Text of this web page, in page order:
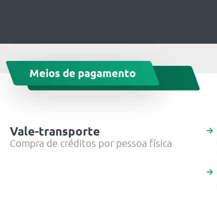
Meios de pagamento
Vale-transporte
Compra de créditos por pessoa física